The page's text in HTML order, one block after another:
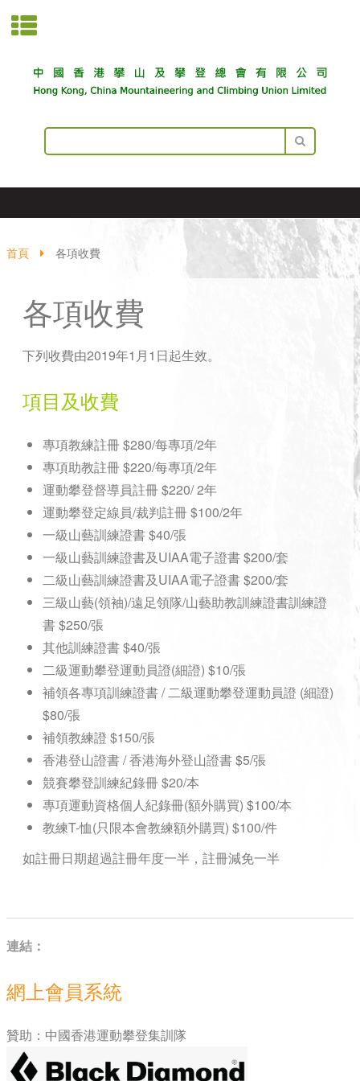
首頁 各項收費
各項收費
下列收費由2019年1月1日起生效。
項目及收費
專項教練註冊 $280/每專項/2年
專項助教註冊 $220/每專項/2年
運動攀登督導員註冊 $220/ 2年
運動攀登定線員/裁判註冊 $100/2年
一級山藝訓練證書 $40/張
一級山藝訓練證書及UIAA電子證書 $200/套
二級山藝訓練證書及UIAA電子證書 $200/套
三級山藝(領袖)/遠足領隊/山藝助教訓練證書訓練證
書 $250/張
其他訓練證書 $40/張
二級運動攀登運動員證(細證) $10/張
補領各專項訓練證書 / 二級運動攀登運動員證 (細證)
$80/張
補領教練證 $150/張
香港登山證書 / 香港海外登山證書 $5/張
競賽攀登訓練紀錄冊$20/本
專項運動資格個人紀錄冊(額外購買) $100/本
教練T-恤(只限本會教練額外購買) $100/件
如註冊日期超過註冊年度一半， 註冊減免一半
連結：
網上會員系統
贊助：中國香港運動攀登集訓隊